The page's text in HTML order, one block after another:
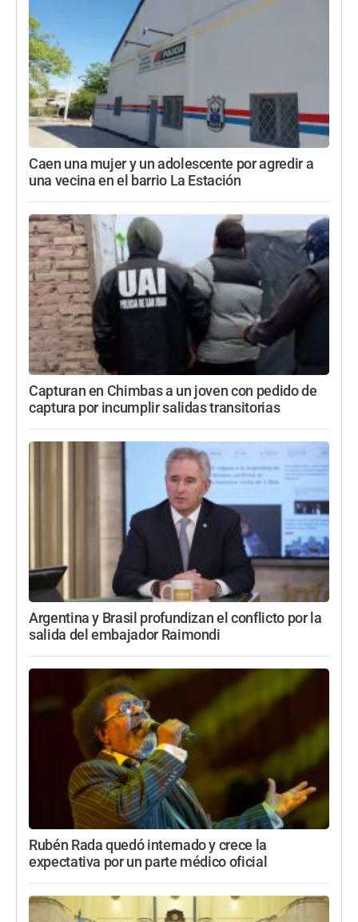
Caen una mujer y un adolescente por agredir a
una vecina en el barrio La Estación
Capturan en Chimbas a un joven con pedido de
captura por incumplir salidas transitorias
Argentina y Brasil profundizan el conflicto por la
salida del embajador Raimondi
Rubén Rada quedó internado y crece la
expectativa por un parte médico oficial